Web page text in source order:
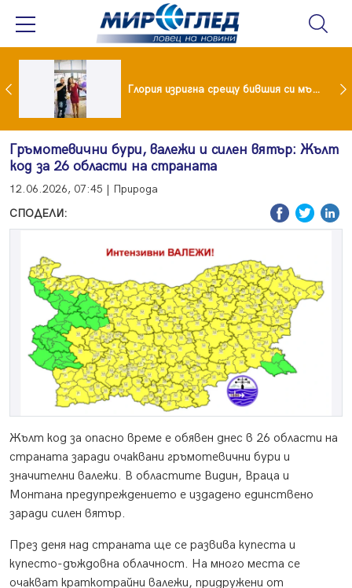
Мария и майка си построиха къща от 8000 стъклени бутилки Глория изригна срещу бившия си мъж: Беше със 120-килограмова жена! Искаше бърза печалба...
Гръмотевични бури, валежи и силен вятър: Жълт
код за 26 области на страната
12.06.2026, 07:45 | Природа
СПОДЕЛИ:
Жълт код за опасно време е обявен днес в 26 области на
страната заради очаквани гръмотевични бури и
значителни валежи. В областите Видин, Враца и
Монтана предупреждението е издадено единствено
заради силен вятър.
През деня над страната ще се развива купеста и
купесто-дъждовна облачност. На много места се
очакват краткотрайни валежи, придружени от